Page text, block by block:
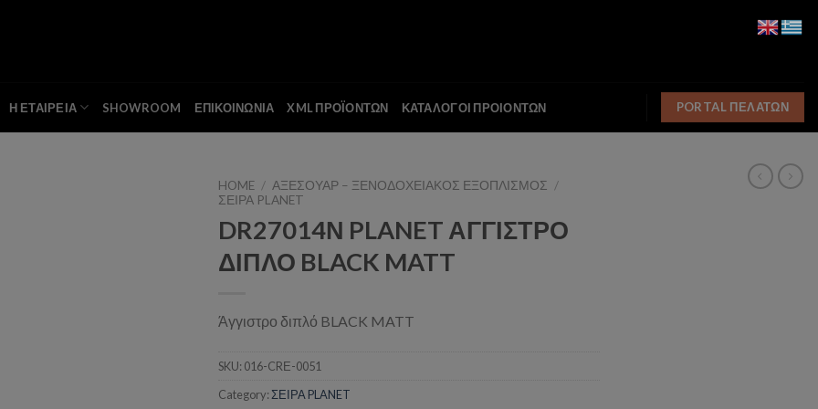
Η ΕΤΑΙΡΕΙΑ SHOWROOM ΕΠΙΚΟΙΝΩΝΙΑ XML ΠΡΟΪΟΝΤΩΝ ΚΑΤΑΛΟΓΟΙ ΠΡΟΙΟΝΤΩΝ PORTAL ΠΕΛΑΤΩΝ
HOME / ΑΞΕΣΟΥΑΡ – ΞΕΝΟΔΟΧΕΙΑΚΟΣ ΕΞΟΠΛΙΣΜΟΣ /
ΣΕΙΡΑ PLANET
DR27014Ν PLANET ΑΓΓΙΣΤΡΟ
ΔΙΠΛΟ BLACK MATT
Άγγιστρο διπλό BLACK MATT
SKU: 016-CRΕ-0051
Category: ΣΕΙΡΑ PLANET